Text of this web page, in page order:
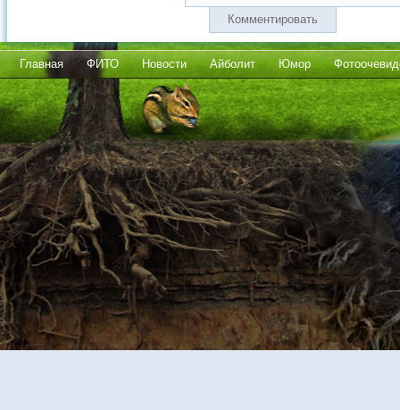
Комментировать
Главная ФИТО Новости Айболит Юмор